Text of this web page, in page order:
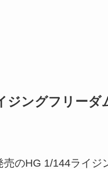
ジングフリーダ
売のHG 1/144ライジ